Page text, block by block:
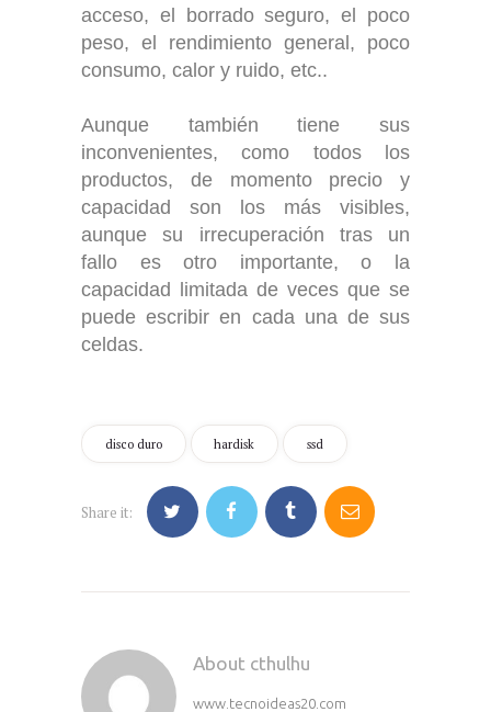
acceso, el borrado seguro, el poco
peso, el rendimiento general, poco
consumo, calor y ruido, etc..
Aunque también tiene sus
inconvenientes, como todos los
productos, de momento precio y
capacidad son los más visibles,
aunque su irrecuperación tras un
fallo es otro importante, o la
capacidad limitada de veces que se
puede escribir en cada una de sus
celdas.
disco duro hardisk ssd
Share it:
About cthulhu
www.tecnoideas20.com